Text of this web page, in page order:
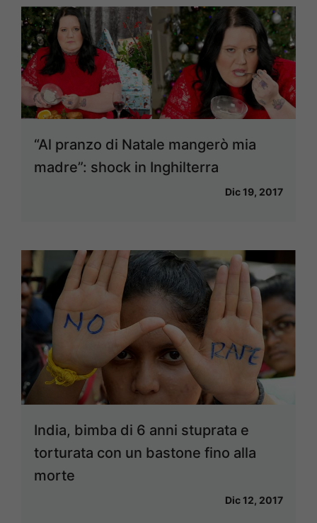
“Al pranzo di Natale mangerò mia
madre”: shock in Inghilterra
Dic 19, 2017
India, bimba di 6 anni stuprata e
torturata con un bastone fino alla
morte
Dic 12, 2017